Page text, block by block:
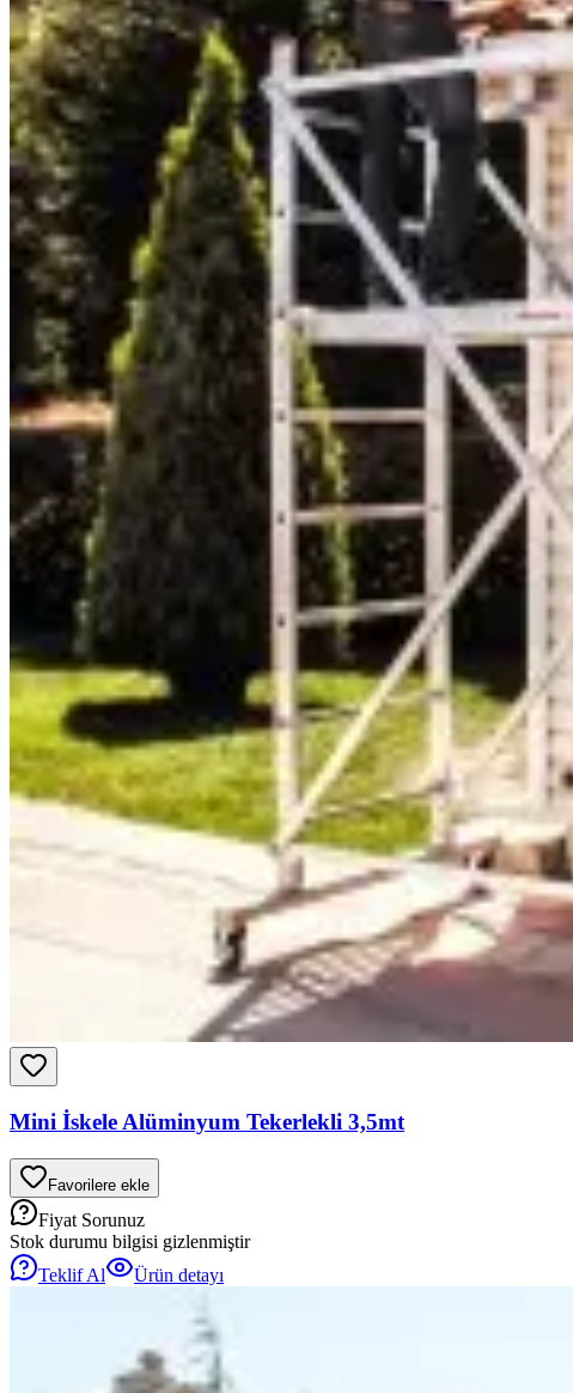
Mini İskele Alüminyum Tekerlekli 3,5mt
Favorilere ekle
Fiyat Sorunuz
Stok durumu bilgisi gizlenmiştir
Teklif Al
Ürün detayı